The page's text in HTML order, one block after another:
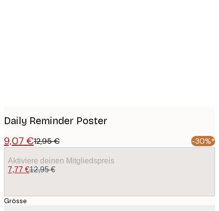
Daily Reminder Poster
9,07 €12,95 € -30%*
Aktiviere deinen Mitgliedspreis
7,77 €12,95 €
Grösse